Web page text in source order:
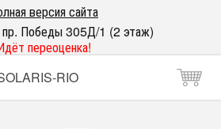
версия сайта
пр. Победы 305Д/1 (2 этаж)
переоценка!
RIO